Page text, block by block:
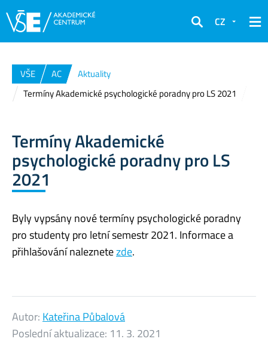
Hledat
CZ
VŠE AC
Aktuality
Termíny Akademické psychologické poradny pro LS 2021
Termíny Akademické
psychologické poradny pro LS
2021
Byly vypsány nové termíny psychologické poradny
pro studenty pro letní semestr 2021. Informace a
přihlašování naleznetezde.
Autor: Kateřina Půbalová
Poslední aktualizace: 11. 3. 2021